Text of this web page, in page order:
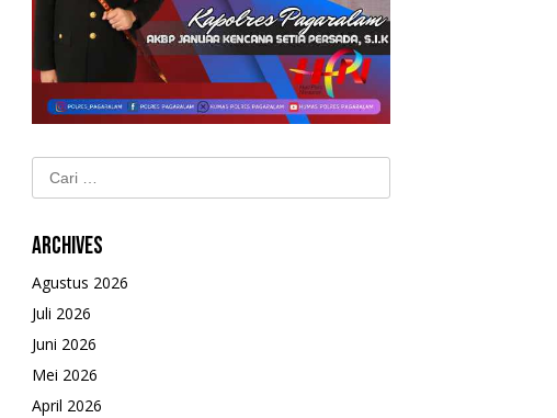
Cari
untuk:
Archives
Agustus 2026
Juli 2026
Juni 2026
Mei 2026
April 2026